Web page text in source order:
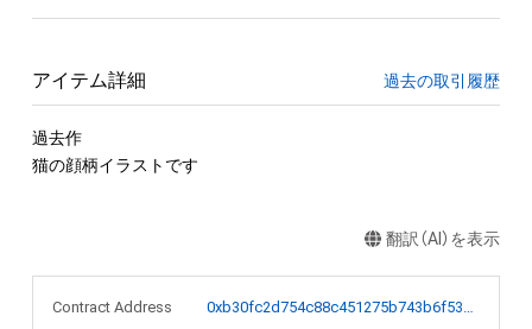
アイテム詳細 過去の取引履歴
過去作
猫の顔柄イラストです
翻訳（AI）を表示
Contract Address
0xb30fc2d754c88c451275b743b6f530f19f643683